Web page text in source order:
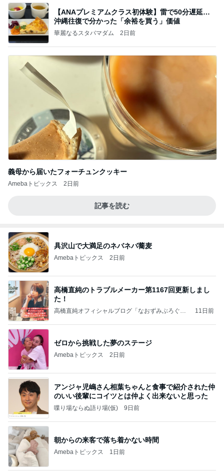
【ANAプレミアムクラス初体験】雷で50分遅延…
沖縄往復で分かった「余裕を買う」価値
華麗なるスタバマダム 2日前
義母から届いたフォーチュンクッキー
Amebaトピックス 2日前
記事を読む
具沢山で大満足のネバネバ蕎麦
Amebaトピックス 2日前
高橋直純のトラブルメーカー第1167回更新しまし
た！
高橋直純オフィシャルブログ「なおずみぶろぐ」
11日前
ゼロから挑戦した夢のステージ
Amebaトピックス 2日前
アンジャ児嶋さん相葉ちゃんと食事で紹介された仲
のいい後輩にコイツとは仲よく出来ないと思った
喋り場ならぬ語り場(仮) 9日前
朝からの来客で落ち着かない時間
Amebaトピックス 1日前